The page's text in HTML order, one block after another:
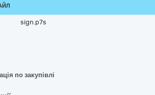
sign.p7s
по закупівлі